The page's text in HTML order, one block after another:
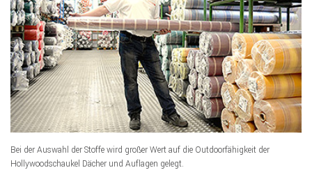
Bei der Auswahl der Stoffe wird großer Wert auf die Outdoorfähigkeit der
Hollywoodschaukel Dächer und Auflagen gelegt.